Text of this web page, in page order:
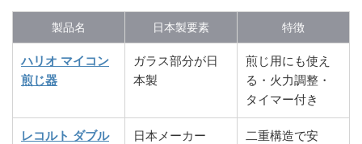
製品名 日本製要素 特徴
ハリオ マイコン
煎じ器
ガラス部分が日
本製
煎じ用にも使え
る・火力調整・
タイマー付き
レコルト ダブル
日本メーカー
二重構造で安